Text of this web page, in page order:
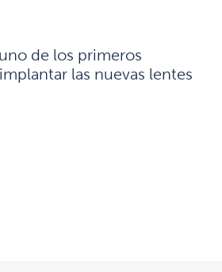
de los primeros
las nuevas lentes